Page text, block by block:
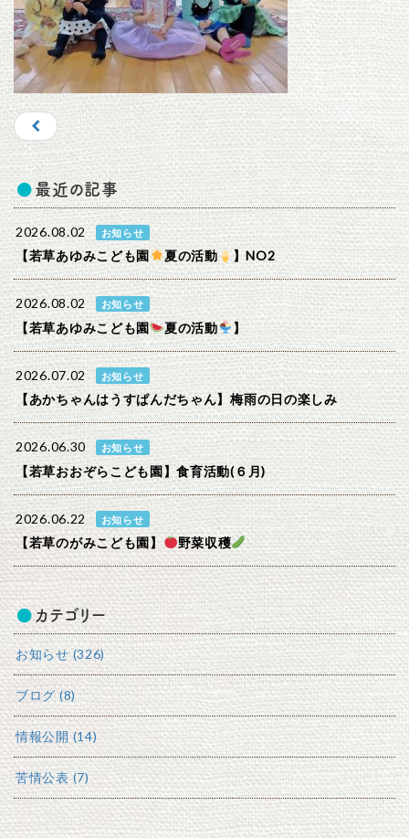
最近の記事
2026.08.02 お知らせ
【若草あゆみこども園 夏の活動 】NO2
2026.08.02 お知らせ
【若草あゆみこども園 夏の活動 】
2026.07.02 お知らせ
【あかちゃんはうすぱんだちゃん】梅雨の日の楽しみ
2026.06.30 お知らせ
【若草おおぞらこども園】食育活動(６月)
2026.06.22 お知らせ
【若草のがみこども園】 野菜収穫
カテゴリー
お知らせ (326)
ブログ (8)
情報公開 (14)
苦情公表 (7)